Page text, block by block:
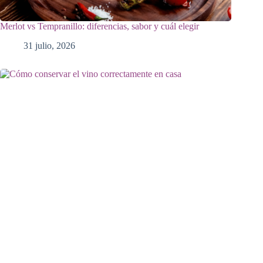
Merlot vs Tempranillo: diferencias, sabor y cuál elegir
31 julio, 2026